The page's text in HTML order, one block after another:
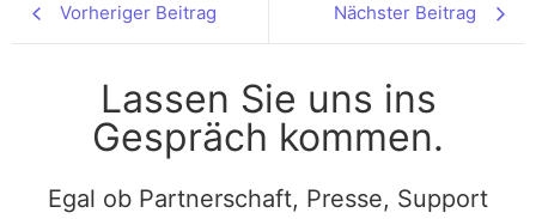
Vorheriger Beitrag Nächster Beitrag
Lassen Sie uns ins
Gespräch kommen.
Egal ob Partnerschaft, Presse, Support